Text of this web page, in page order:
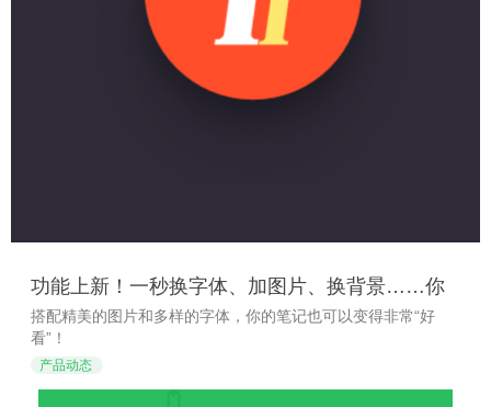
功能上新！一秒换字体、加图片、换背景……你
的笔记原来能这么好看！
搭配精美的图片和多样的字体，你的笔记也可以变得非常“好
看”！
产品动态